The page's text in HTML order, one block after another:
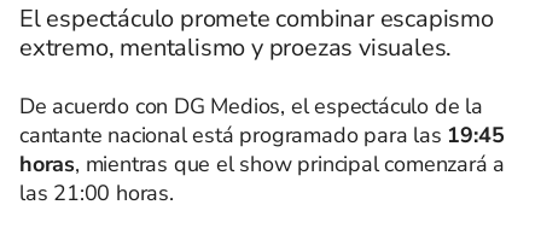
El espectáculo promete combinar escapismo
extremo, mentalismo y proezas visuales.
De acuerdo con DG Medios, el espectáculo de la
cantante nacional está programado para las 19:45
horas, mientras que el show principal comenzará a
las 21:00 horas.